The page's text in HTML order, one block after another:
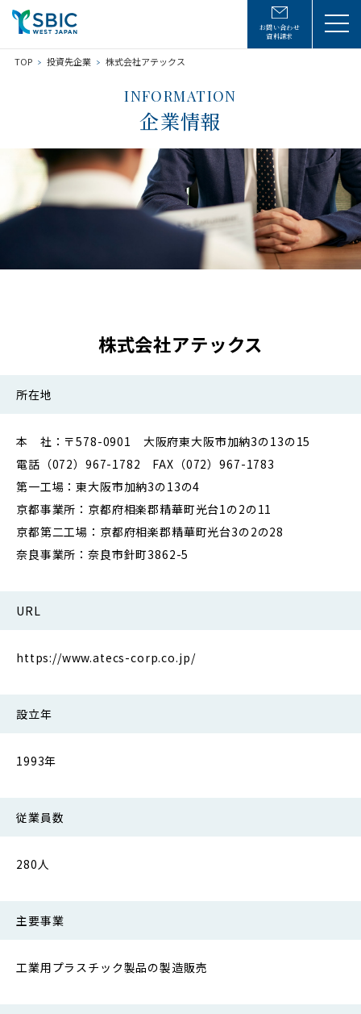
お問い合わせ
資料請求
TOP 投資先企業 株式会社アテックス
INFORMATION
企業情報
株式会社アテックス
所在地
本 社：〒578-0901 大阪府東大阪市加納3の13の15
電話（072）967-1782 FAX（072）967-1783
第一工場：東大阪市加納3の13の4
京都事業所：京都府相楽郡精華町光台1の2の11
京都第二工場：京都府相楽郡精華町光台3の2の28
奈良事業所：奈良市針町3862-5
URL
https://www.atecs-corp.co.jp/
設立年
1993年
従業員数
280人
主要事業
工業用プラスチック製品の製造販売